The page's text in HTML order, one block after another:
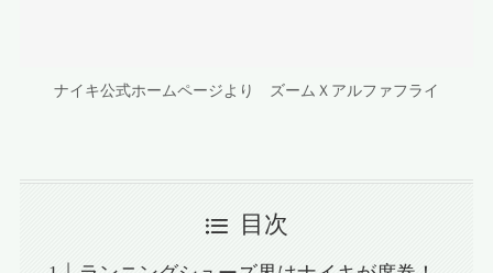
ナイキ公式ホームページより ズームＸアルファフライ
目次